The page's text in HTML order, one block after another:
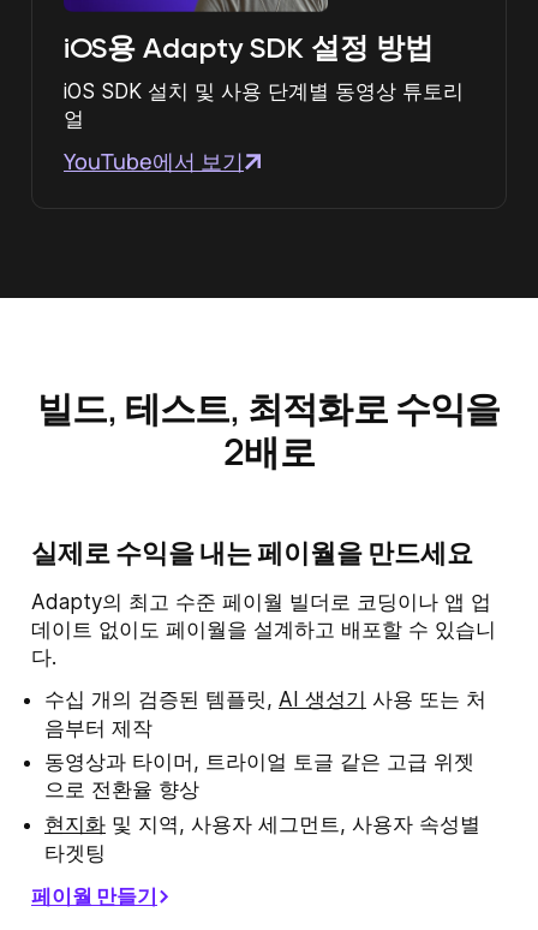
iOS용 Adapty SDK 설정 방법
iOS SDK 설치 및 사용 단계별 동영상 튜토리
얼
YouTube에서 보기
빌드, 테스트, 최적화로 수익을
2배로
실제로 수익을 내는 페이월을 만드세요
Adapty의 최고 수준 페이월 빌더로 코딩이나 앱 업
데이트 없이도 페이월을 설계하고 배포할 수 있습니
다.
수십 개의 검증된 템플릿, AI 생성기 사용 또는 처
음부터 제작
동영상과 타이머, 트라이얼 토글 같은 고급 위젯
으로 전환율 향상
현지화 및 지역, 사용자 세그먼트, 사용자 속성별
타겟팅
페이월 만들기